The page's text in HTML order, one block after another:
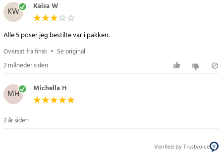
KW Kaisa W
Alle 5 poser jeg bestilte var i pakken.
Oversat fra finsk • Se original
2 måneder siden
MH Michella H
2 år siden
Verified by Trustvoice